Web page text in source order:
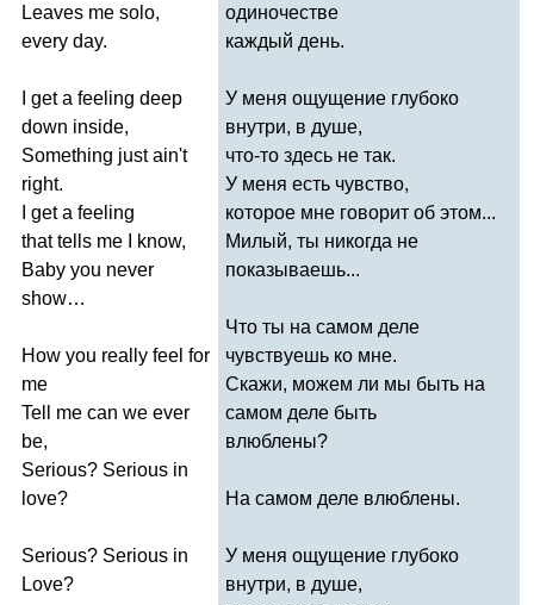
Leaves me solo,
every day.
get a feeling deep
down inside,
Something just ain't
right.
get a feeling
that tells me know,
Baby you never
show…
How you really feel for
me
Tell
me can we ever
be,
Serious? Serious in
love?
Serious? Serious in
Love?
одиночестве
каждый день.
У меня ощущение глубоко
внутри, в душе,
что-то здесь не так.
У меня есть чувство,
которое мне говорит об этом...
Милый, ты никогда не
показываешь...
Что ты на самом деле
чувствуешь ко мне.
Скажи, можем ли мы быть на
самом деле быть
влюблены?
На самом деле влюблены.
У меня ощущение глубоко
внутри, в душе,